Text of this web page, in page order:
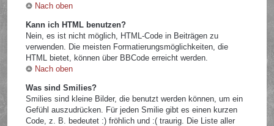
Nach oben
Kann ich HTML benutzen?
Nein, es ist nicht möglich, HTML-Code in Beiträgen zu
verwenden. Die meisten Formatierungsmöglichkeiten, die
HTML bietet, können über BBCode erreicht werden.
Nach oben
Was sind Smilies?
Smilies sind kleine Bilder, die benutzt werden können, um ein
Gefühl auszudrücken. Für jeden Smilie gibt es einen kurzen
Code, z. B. bedeutet :) fröhlich und :( traurig. Die Liste aller